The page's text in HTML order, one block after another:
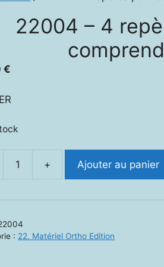
22004 – 4
€
+ Ajouter au panier
: 22. Matériel Ortho Edition